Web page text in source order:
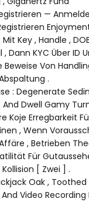
—
Key , Handle ,
Dann KYC Über ID
Beweise Von
.
: Degenerate
And Dwell Gamy
Koje Erregbarkeit
, Wenn
, Betrieben
Für
[ Zwei ] .
Oak ,
And Video Recording